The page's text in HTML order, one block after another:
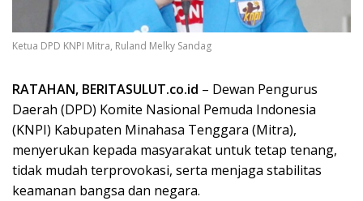
Ketua DPD KNPI Mitra, Ruland Melky Sandag
RATAHAN, BERITASULUT.co.id – Dewan Pengurus
Daerah (DPD) Komite Nasional Pemuda Indonesia
(KNPI) Kabupaten Minahasa Tenggara (Mitra),
menyerukan kepada masyarakat untuk tetap tenang,
tidak mudah terprovokasi, serta menjaga stabilitas
keamanan bangsa dan negara.